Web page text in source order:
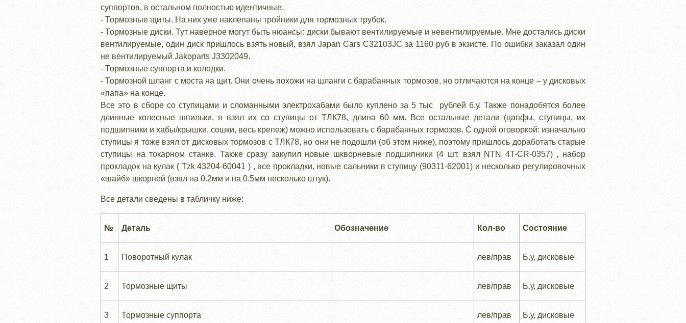
суппортов, в остальном полностью идентичные.
- Тормозные щиты. На них уже наклепаны тройники для тормозных трубок.
- Тормозные диски. Тут наверное могут быть нюансы: диски бывают вентилируемые и невентилируемые. Мне достались диски
вентилируемые, один диск пришлось взять новый, взял Japan Cars C32103JC за 1160 руб в экзисте. По ошибки заказал один
не вентилируемый Jakoparts J3302049.
- Тормозные суппорта и колодки.
- Тормозной шланг с моста на щит. Они очень похожи на шланги с барабанных тормозов, но отличаются на конце – у дисковых
«папа» на конце.
Все это в сборе со ступицами и сломанными электрохабами было куплено за 5 тыс рублей б.у. Также понадобятся более
длинные колесные шпильки, я взял их со ступицы от ТЛК78, длина 60 мм. Все остальные детали (цапфы, ступицы, их
подшипники и хабы/крышки, сошки, весь крепеж) можно использовать с барабанных тормозов. С одной оговоркой: изначально
ступицы я тоже взял от дисковых тормозов с ТЛК78, но они не подошли (об этом ниже), поэтому пришлось доработать старые
ступицы на токарном станке. Также сразу закупил новые шкворневые подшипники (4 шт, взял NTN 4T-CR-0357) , набор
прокладок на кулак ( Tzk 43204-60041 ) , все прокладки, новые сальники в ступицу (90311-62001) и несколько регулировочных
«шайб» шкорней (взял на 0.2мм и на 0.5мм несколько штук).
Все детали сведены в табличку ниже:
№ Деталь Обозначение Кол-во Состояние
1 Поворотный кулак лев/прав Б.у, дисковые
2 Тормозные щиты лев/прав Б.у, дисковые
3 Тормозные суппорта лев/прав Б.у, дисковые